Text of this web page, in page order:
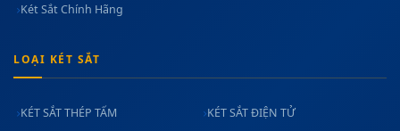
Két Sắt Chính Hãng
LOẠI KÉT SẮT
KÉT SẮT THÉP TẤM KÉT SẮT ĐIỆN TỬ